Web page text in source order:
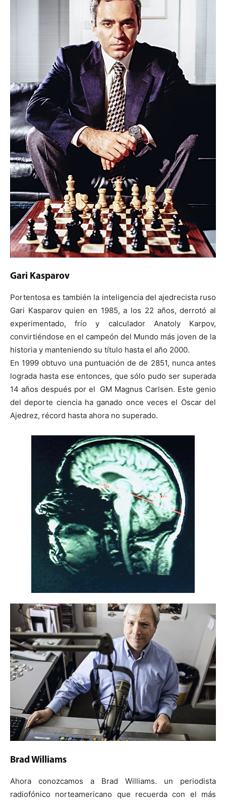
Gari Kasparov
Portentosa es también la inteligencia del ajedrecista ruso
Gari Kasparov quien en 1985, a los 22 años, derrotó al
experimentado, frío y calculador Anatoly Karpov,
convirtiéndose en el campeón del Mundo más joven de la
historia y manteniendo su título hasta el año 2000.
En 1999 obtuvo una puntuación de de 2851, nunca antes
lograda hasta ese entonces, que sólo pudo ser superada
14 años después por el GM Magnus Carlsen. Este genio
del deporte ciencia ha ganado once veces el Oscar del
Ajedrez, récord hasta ahora no superado.
Brad Williams
Ahora conozcamos a Brad Williams. un periodista
radiofónico norteamericano que recuerda con el más